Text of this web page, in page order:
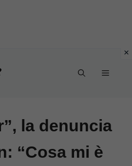
Menu
la denuncia
“Cosa mi è